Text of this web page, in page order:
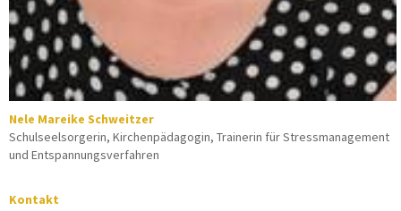
Nele Mareike Schweitzer
Schulseelsorgerin, Kirchenpädagogin, Trainerin für Stressmanagement
und Entspannungsverfahren
Kontakt